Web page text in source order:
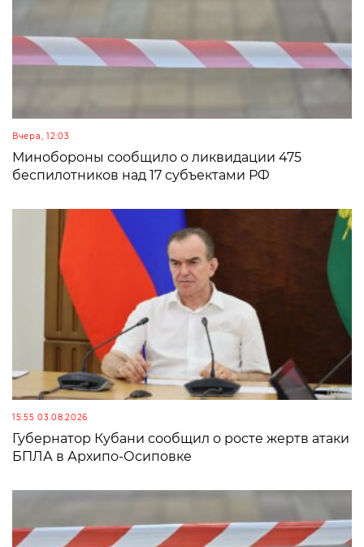
Вчера, 12:03
Минобороны сообщило о ликвидации 475
беспилотников над 17 субъектами РФ
15:55 03.08.2026
Губернатор Кубани сообщил о росте жертв атаки
БПЛА в Архипо-Осиповке